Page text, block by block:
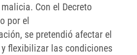
Con el Decreto
por el
se pretendió afectar el
flexibilizar las condiciones